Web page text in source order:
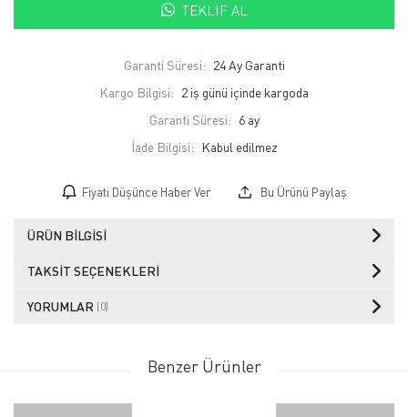
TEKLIF AL
Garanti Süresi: 24 Ay Garanti
Kargo Bilgisi: 2 iş günü içinde kargoda
Garanti Süresi: 6 ay
İade Bilgisi:
Fiyatı Düşünce Haber Ver Bu Ürünü Paylaş
ÜRÜN BILGISI
TAKSIT SEÇENEKLERI
YORUMLAR (0)
Benzer Ürünler